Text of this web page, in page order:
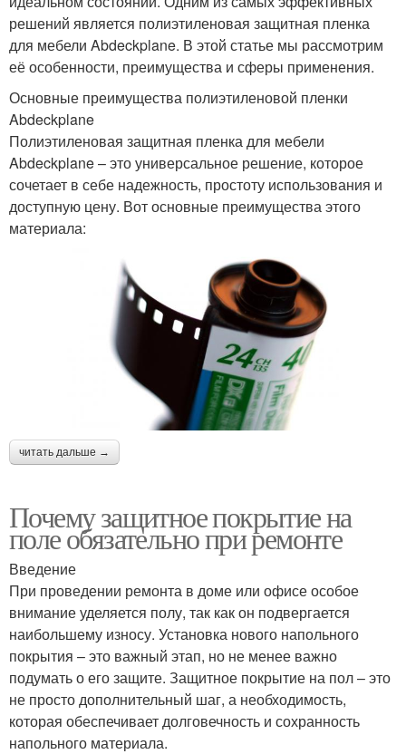
решений является полиэтиленовая защитная пленка
для мебели Abdeckplane. В этой статье мы рассмотрим
её особенности, преимущества и сферы применения.
Основные преимущества полиэтиленовой пленки
Abdeckplane
Полиэтиленовая защитная пленка для мебели
Abdeckplane – это универсальное решение, которое
сочетает в себе надежность, простоту использования и
доступную цену. Вот основные преимущества этого
материала:
читать дальше →
Почему защитное покрытие на
поле обязательно при ремонте
Введение
При проведении ремонта в доме или офисе особое
внимание уделяется полу, так как он подвергается
наибольшему износу. Установка нового напольного
покрытия – это важный этап, но не менее важно
подумать о его защите. Защитное покрытие на пол – это
не просто дополнительный шаг, а необходимость,
которая обеспечивает долговечность и сохранность
напольного материала.